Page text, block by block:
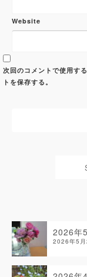
Website
次回のコメントで使用す
トを保存する。
2026年
2026年5月